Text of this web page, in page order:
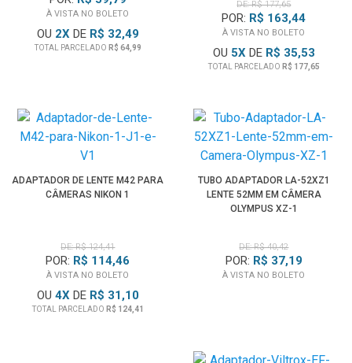
À VISTA NO BOLETO
OU 2XDE R$ 32,49
TOTAL PARCELADO R$ 64,99
DE: R$ 177,65
POR: R$ 163,44
À VISTA NO BOLETO
OU 5XDE R$ 35,53
TOTAL PARCELADO R$ 177,65
ADAPTADOR DE LENTE M42 PARA
CÂMERAS NIKON 1
DE: R$ 124,41
POR: R$ 114,46
À VISTA NO BOLETO
OU 4XDE R$ 31,10
TOTAL PARCELADO R$ 124,41
TUBO ADAPTADOR LA-52XZ1
LENTE 52MM EM CÂMERA
OLYMPUS XZ-1
DE: R$ 40,42
POR: R$ 37,19
À VISTA NO BOLETO